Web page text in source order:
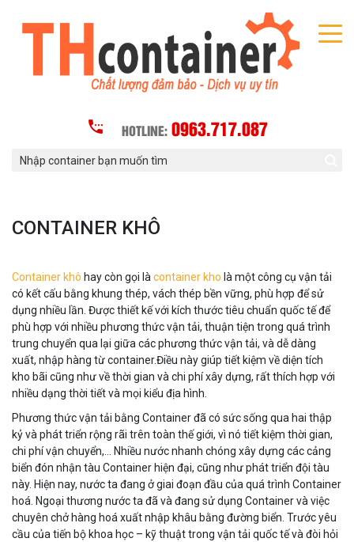
HOTLINE:0963.717.087
CONTAINER KHÔ
Container khô hay còn gọi làcontainer kho là một công cụ vận tải
có kết cấu bằng khung thép, vách thép bền vững, phù hợp để sử
dụng nhiều lần. Được thiết kế với kích thước tiêu chuẩn quốc tế để
phù hợp với nhiều phương thức vận tải, thuận tiện trong quá trình
trung chuyển qua lại giữa các phương thức vận tải, và dễ dàng
xuất, nhập hàng từ container.Điều này giúp tiết kiệm về diện tích
kho bãi cũng như về thời gian và chi phí xây dựng, rất thích hợp với
nhiều dạng thời tiết và mọi kiểu địa hình.
Phương thức vận tải bằng Container đã có sức sống qua hai thập
kỷ và phát triển rộng rãi trên toàn thế giới, vì nó tiết kiệm thời gian,
chi phí vận chuyển,… Nhiều nước nhanh chóng xây dựng các cảng
biển đón nhận tàu Container hiện đại, cũng như phát triển đội tàu
này. Hiện nay, nước ta đang ở giai đoạn đầu của quá trình Container
hoá. Ngoại thương nước ta đã và đang sử dụng Container và việc
chuyên chở hàng hoá xuất nhập khâu bằng đường biển. Trước yêu
cầu của tiến bộ khoa học – kỹ thuật trong vận tải quốc tế và đòi hỏi